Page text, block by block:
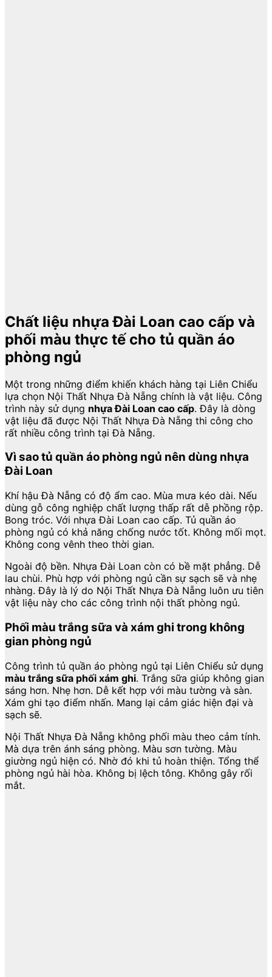
Chất liệu nhựa Đài Loan cao cấp và
phối màu thực tế cho tủ quần áo
phòng ngủ
Một trong những điểm khiến khách hàng tại Liên Chiểu
lựa chọn Nội Thất Nhựa Đà Nẵng chính là vật liệu. Công
trình này sử dụng nhựa Đài Loan cao cấp. Đây là dòng
vật liệu đã được Nội Thất Nhựa Đà Nẵng thi công cho
rất nhiều công trình tại Đà Nẵng.
Vì sao tủ quần áo phòng ngủ nên dùng nhựa
Đài Loan
Khí hậu Đà Nẵng có độ ẩm cao. Mùa mưa kéo dài. Nếu
dùng gỗ công nghiệp chất lượng thấp rất dễ phồng rộp.
Bong tróc. Với nhựa Đài Loan cao cấp. Tủ quần áo
phòng ngủ có khả năng chống nước tốt. Không mối mọt.
Không cong vênh theo thời gian.
Ngoài độ bền. Nhựa Đài Loan còn có bề mặt phẳng. Dễ
lau chùi. Phù hợp với phòng ngủ cần sự sạch sẽ và nhẹ
nhàng. Đây là lý do Nội Thất Nhựa Đà Nẵng luôn ưu tiên
vật liệu này cho các công trình nội thất phòng ngủ.
Phối màu trắng sữa và xám ghi trong không
gian phòng ngủ
Công trình tủ quần áo phòng ngủ tại Liên Chiểu sử dụng
màu trắng sữa phối xám ghi. Trắng sữa giúp không gian
sáng hơn. Nhẹ hơn. Dễ kết hợp với màu tường và sàn.
Xám ghi tạo điểm nhấn. Mang lại cảm giác hiện đại và
sạch sẽ.
Nội Thất Nhựa Đà Nẵng không phối màu theo cảm tính.
Mà dựa trên ánh sáng phòng. Màu sơn tường. Màu
giường ngủ hiện có. Nhờ đó khi tủ hoàn thiện. Tổng thể
phòng ngủ hài hòa. Không bị lệch tông. Không gây rối
mắt.